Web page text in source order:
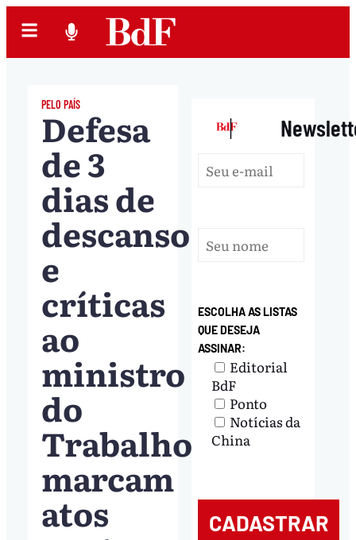
PELO PAÍS
Defesa
de 3
dias de
descanso
e
críticas
ao
ministro
do
Trabalho
marcam
atos
|
ESCOLHA AS LISTAS
QUE DESEJA
ASSINAR:
Editorial
BdF
Ponto
Notícias da
China